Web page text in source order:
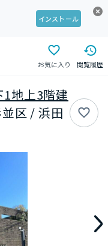
インストール
お気に入り 閲覧履歴
地上3階建
区 / 浜田